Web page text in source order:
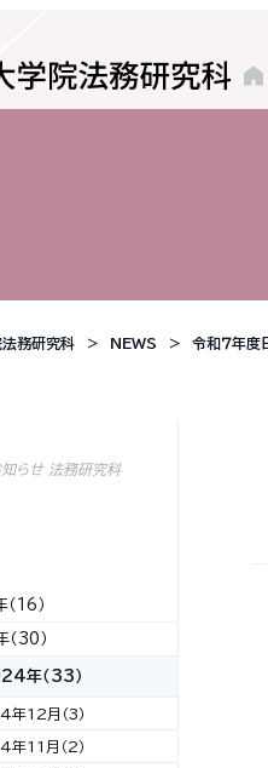
法務研究科 NEWS 令和７年度
らせ 法務研究科
16）
30）
年（33）
12月（3）
11月（2）